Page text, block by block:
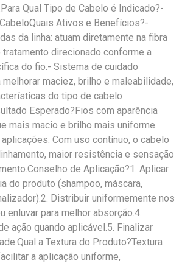
Qual Tipo de Cabelo é Indicado?-
Ativos e Benefícios?-
da linha: atuam diretamente na fibra
direcionado conforme a
do fio.- Sistema de cuidado
maciez, brilho e maleabilidade,
do tipo de cabelo
Esperado?Fios com aparência
mais macio e brilho mais uniforme
Com uso contínuo, o cabelo
maior resistência e sensação
de Aplicação?1. Aplicar
do produto (shampoo, máscara,
Distribuir uniformemente nos
enluvar para melhor absorção.4.
ação quando aplicável.5. Finalizar
a Textura do Produto?Textura
a aplicação uniforme,